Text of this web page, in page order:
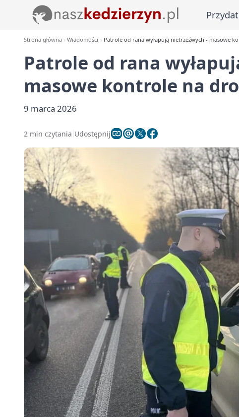
Strona główna Wiadomości Patrole od rana wyłapują nietrzeźwych - masowe
Patrole od rana
masowe kontrole na
9 marca 2026
2 min czytania Udostępnij